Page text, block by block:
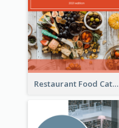
Restaurant Food Catalog